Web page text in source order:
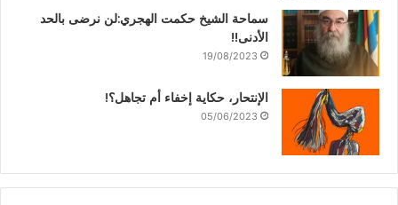
سماحة الشيخ حكمت الهجري:لن نرضى بالحد
الأدنى!!
19/08/2023
الإنتحار، حكاية إخفاء أم تجاهل؟!
05/06/2023